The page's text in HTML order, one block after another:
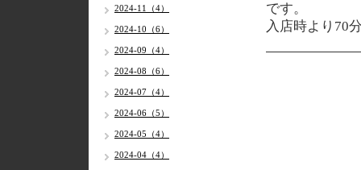
です。
入店時より70
2024-11（4）
2024-10（6）
2024-09（4）
2024-08（6）
2024-07（4）
2024-06（5）
2024-05（4）
2024-04（4）